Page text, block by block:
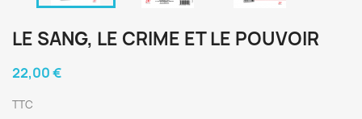
LE SANG, LE CRIME ET LE POUVOIR
22,00 €
TTC